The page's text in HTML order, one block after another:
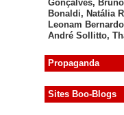
Gonçalves,
Bonaldi, Natália
Leonam
André Sollitto,
Propaganda
Sites Boo-Blogs